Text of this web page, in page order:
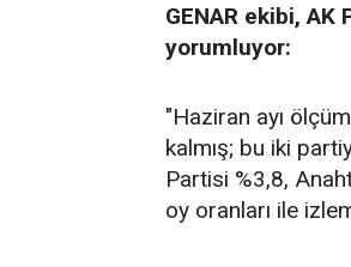
GENAR ekibi,
yorumluyor:
"Haziran ayı
kalmış; bu iki
Partisi %3,8,
oy oranları ile